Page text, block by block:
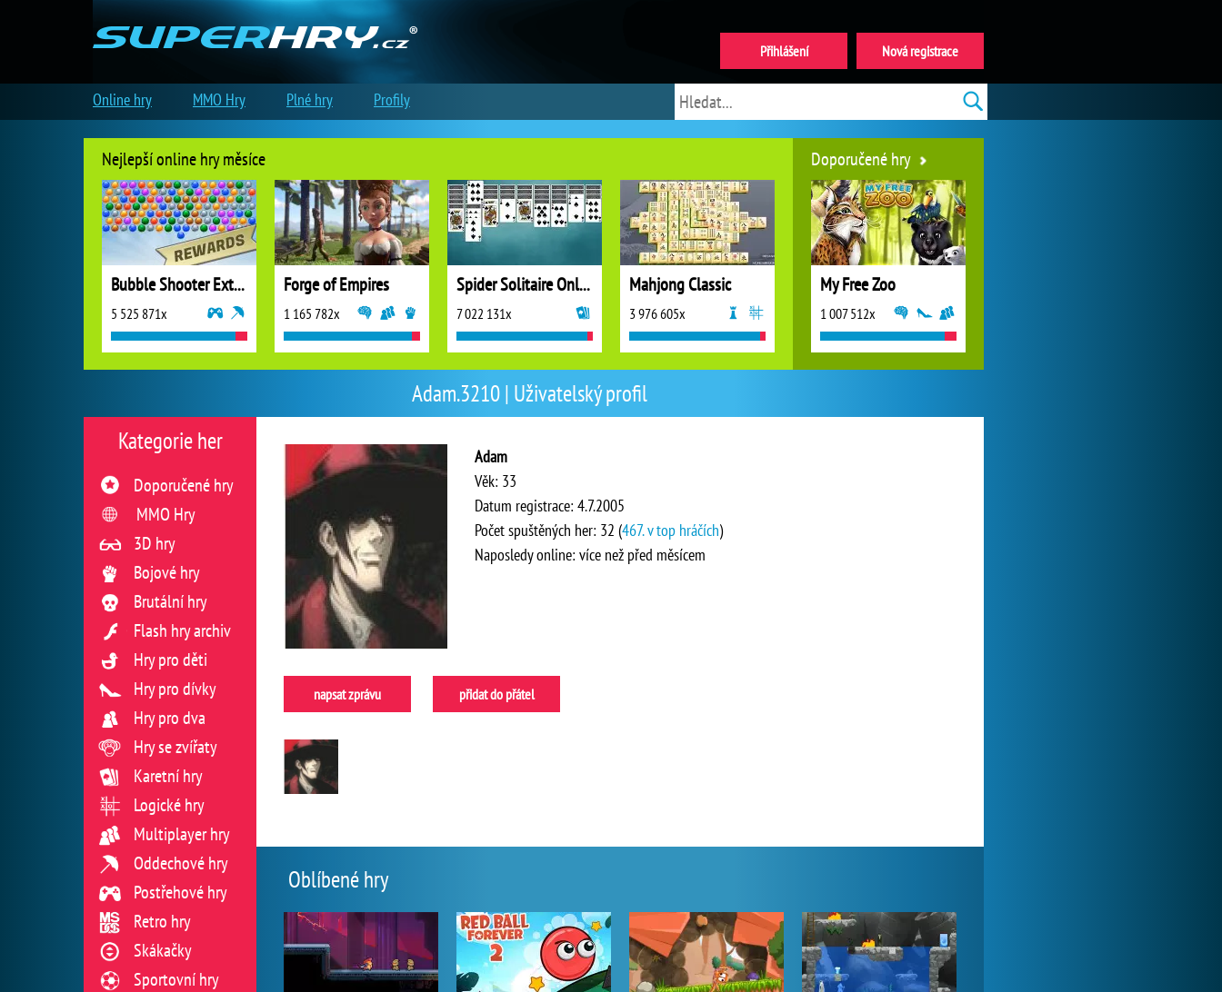
Adam.3210 | Uživatelský profil
Adam
Věk: 33
Datum registrace: 4.7.2005
Počet spuštěných her: 32 (467. v top hráčích)
Naposledy online: více než před měsícem
napsat zprávu přidat do přátel
Oblíbené hry
Kategorie her
Doporučené hry
MMO Hry
3D hry
Bojové hry
Brutální hry
Flash hry archiv
Hry pro děti
Hry pro dívky
Hry pro dva
Hry se zvířaty
Karetní hry
Logické hry
Multiplayer hry
Oddechové hry
Postřehové hry
Retro hry
Skákačky
Sportovní hry
Nejlepší online hry měsíce
Bubble Shooter Extreme
5 525 871x
Forge of Empires
1 165 782x
Spider Solitaire Online
7 022 131x
Mahjong Classic
3 976 605x
Doporučené hry
My Free Zoo
1 007 512x
Nová registrace
Přihlášení
Online hry MMO Hry Plné hry Profily